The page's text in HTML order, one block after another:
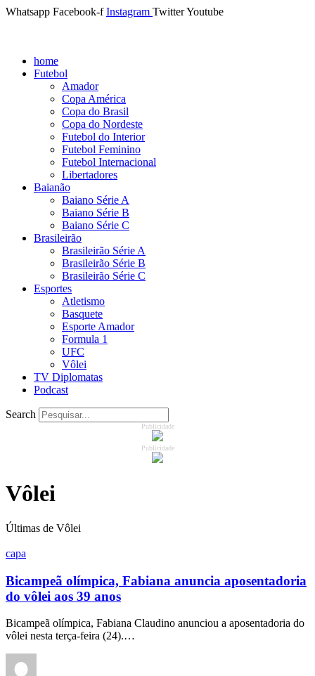
Whatsapp Facebook-f Instagram TwitterYoutube
home
Futebol
Amador
Copa América
Copa do Brasil
Copa do Nordeste
Futebol do Interior
Futebol Feminino
Futebol Internacional
Libertadores
Baianão
Baiano Série A
Baiano Série B
Baiano Série C
Brasileirão
Brasileirão Série A
Brasileirão Série B
Brasileirão Série C
Esportes
Atletismo
Basquete
Esporte Amador
Formula 1
UFC
Vôlei
TV Diplomatas
Podcast
Search
Publicidade
Publicidade
Vôlei
Últimas de Vôlei
capa
Bicampeã olímpica, Fabiana anuncia aposentadoria
do vôlei aos 39 anos
Bicampeã olímpica, Fabiana Claudino anunciou a aposentadoria do
vôlei nesta terça-feira (24).…